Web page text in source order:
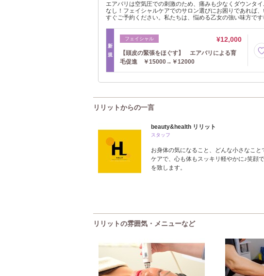
エアバリは空気圧での刺激のため、痛みも少なくダウンタイ
なし！フェイシャルケアでのサロン選びにお困りであれば、
すぐご予約ください。私たちは、悩める乙女の強い味方で
新
規
フェイシャル ¥12,000
【頭皮の緊張をほぐす】 エアバリによる育
毛促進 ￥15000→￥12000
リリットからの一言
beauty&health リリット
スタッフ
お身体の気になること、どんな小さなこ
ケアで、心も体もスッキリ軽やかに♪笑顔
を致します。
リリットの雰囲気・メニューなど